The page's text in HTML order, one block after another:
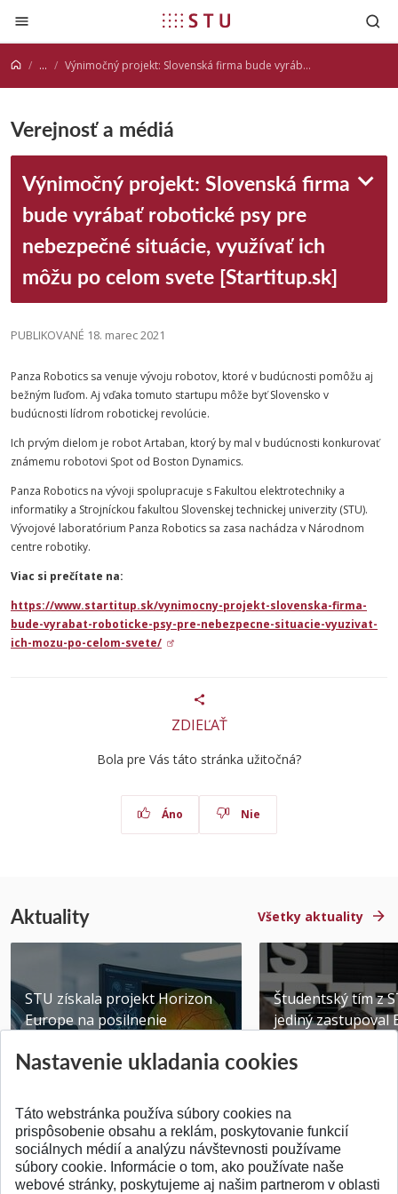
Prejsť na obsah
... Výnimočný projekt: Slovenská firma bude vyrábať robotické psy pre nebezpečné situácie, využívať ich môžu po celom svete [Startitup.sk]
Verejnosť a médiá
Výnimočný projekt: Slovenská firma
bude vyrábať robotické psy pre
nebezpečné situácie, využívať ich
môžu po celom svete [Startitup.sk]
PUBLIKOVANÉ 18. marec 2021
Panza Robotics sa venuje vývoju robotov, ktoré v budúcnosti pomôžu aj
bežným ľuďom. Aj vďaka tomuto startupu môže byť Slovensko v
budúcnosti lídrom robotickej revolúcie.
Ich prvým dielom je robot Artaban, ktorý by mal v budúcnosti konkurovať
známemu robotovi Spot od Boston Dynamics.
Panza Robotics na vývoji spolupracuje s Fakultou elektrotechniky a
informatiky a Strojníckou fakultou Slovenskej technickej univerzity (STU).
Vývojové laboratórium Panza Robotics sa zasa nachádza v Národnom
centre robotiky.
Viac si prečítate na:
https://www.startitup.sk/vynimocny-projekt-slovenska-firma-
bude-vyrabat-roboticke-psy-pre-nebezpecne-situacie-vyuzivat-
ich-mozu-po-celom-svete/
ZDIEĽAŤ
Bola pre Vás táto stránka užitočná?
Áno Nie
Aktuality Všetky aktuality
STU získala projekt Horizon
Europe na posilnenie
Publikované 31.07.2026
Študentský tím z
jediný zastupoval
Publikované
Nastavenie ukladania cookies
Táto webstránka používa súbory cookies na
prispôsobenie obsahu a reklám, poskytovanie funkcií
sociálnych médií a analýzu návštevnosti používame
súbory cookie. Informácie o tom, ako používate naše
webové stránky, poskytujeme aj našim partnerom v oblasti